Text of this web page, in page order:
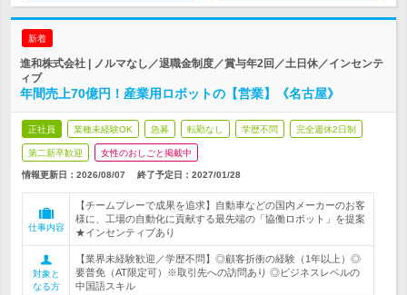
新着
進和株式会社 | ノルマなし／退職金制度／賞与年2回／土日休／インセンテ
ィブ
年間売上70億円！産業用ロボットの【営業】《名古屋》
正社員 業種未経験OK 急募 転勤なし 学歴不問 完全週休2日制
第二新卒歓迎 女性のおしごと掲載中
情報更新日：2026/08/07 終了予定日： 2027/01/28
仕事内容
【チームプレーで成果を追求】自動車などの国内メーカーのお客
様に、工場の自動化に貢献する最先端の「協働ロボット」を提案
★インセンティブあり
対象と
なる方
【業界未経験歓迎／学歴不問】◎顧客折衝の経験（1年以上）◎
要普免（AT限定可）※取引先への訪問あり ◎ビジネスレベルの
中国語スキル